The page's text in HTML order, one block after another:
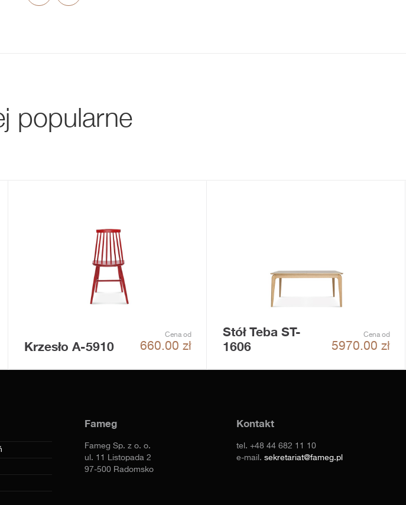
popularne
Krzesło A-5910
Cena od
660.00 zł
Stół Teba ST-
1606
Cena od
5970.00 zł
Fameg
Fameg Sp. z o. o.
ul. 11 Listopada 2
97-500 Radomsko
Kontakt
tel.+48 44 682 11 10
e-mail.sekretariat@fameg.pl